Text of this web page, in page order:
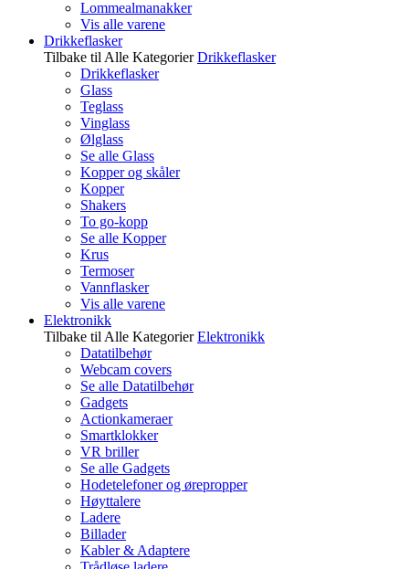
Lommealmanakker
Vis alle varene
Drikkeflasker
Tilbake til Alle Kategorier Drikkeflasker
Drikkeflasker
Glass
Teglass
Vinglass
Ølglass
Se alle Glass
Kopper og skåler
Kopper
Shakers
To go-kopp
Se alle Kopper
Krus
Termoser
Vannflasker
Vis alle varene
Elektronikk
Tilbake til Alle Kategorier Elektronikk
Datatilbehør
Webcam covers
Se alle Datatilbehør
Gadgets
Actionkameraer
Smartklokker
VR briller
Se alle Gadgets
Hodetelefoner og ørepropper
Høyttalere
Ladere
Billader
Kabler & Adaptere